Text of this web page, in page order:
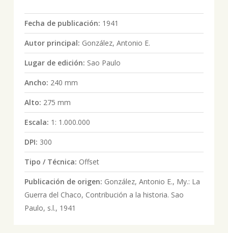
Fecha de publicación: 1941
Autor principal: González, Antonio E.
Lugar de edición: Sao Paulo
Ancho: 240 mm
Alto: 275 mm
Escala: 1: 1.000.000
DPI: 300
Tipo / Técnica: Offset
Publicación de origen: González, Antonio E., My.: La
Guerra del Chaco, Contribución a la historia. Sao
Paulo, s.l., 1941